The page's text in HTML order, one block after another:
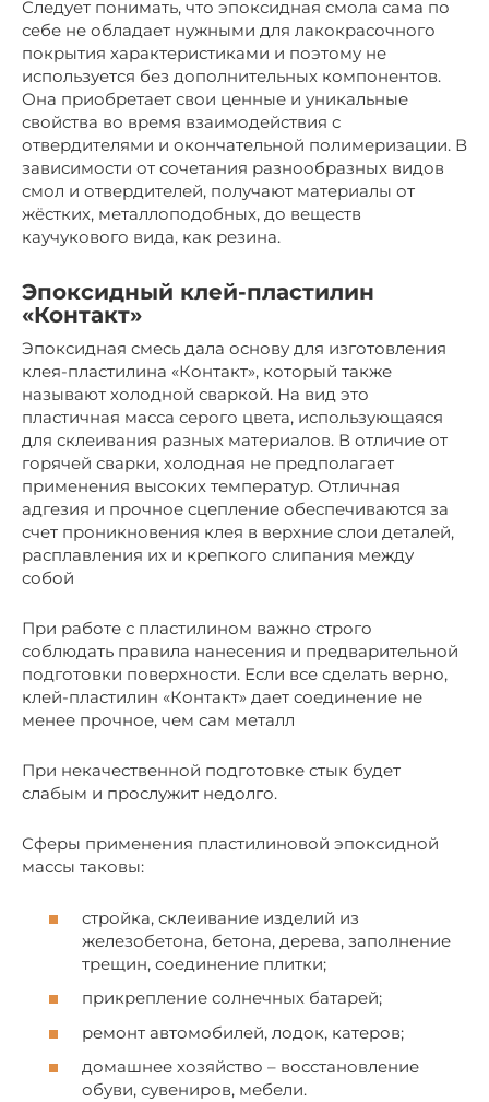
Следует понимать, что эпоксидная смола сама по
себе не обладает нужными для лакокрасочного
покрытия характеристиками и поэтому не
используется без дополнительных компонентов.
Она приобретает свои ценные и уникальные
свойства во время взаимодействия с
отвердителями и окончательной полимеризации. В
зависимости от сочетания разнообразных видов
смол и отвердителей, получают материалы от
жёстких, металлоподобных, до веществ
каучукового вида, как резина.
Эпоксидный клей-пластилин
«Контакт»
Эпоксидная смесь дала основу для изготовления
клея-пластилина «Контакт», который также
называют холодной сваркой. На вид это
пластичная масса серого цвета, использующаяся
для склеивания разных материалов. В отличие от
горячей сварки, холодная не предполагает
применения высоких температур. Отличная
адгезия и прочное сцепление обеспечиваются за
счет проникновения клея в верхние слои деталей,
расплавления их и крепкого слипания между
собой
При работе с пластилином важно строго
соблюдать правила нанесения и предварительной
подготовки поверхности. Если все сделать верно,
клей-пластилин «Контакт» дает соединение не
менее прочное, чем сам металл
При некачественной подготовке стык будет
слабым и прослужит недолго.
Сферы применения пластилиновой эпоксидной
массы таковы:
стройка, склеивание изделий из
железобетона, бетона, дерева, заполнение
трещин, соединение плитки;
прикрепление солнечных батарей;
ремонт автомобилей, лодок, катеров;
домашнее хозяйство – восстановление
обуви, сувениров, мебели.